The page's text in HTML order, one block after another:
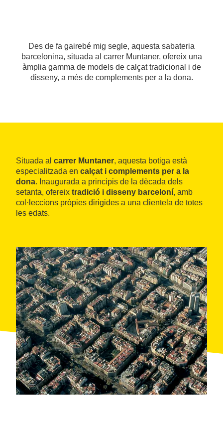
Des de fa gairebé mig segle, aquesta sabateria
barcelonina, situada al carrer Muntaner, ofereix una
àmplia gamma de models de calçat tradicional i de
disseny, a més de complements per a la dona.
Situada al carrer Muntaner, aquesta botiga està
especialitzada en calçat i complements per a la
dona. Inaugurada a principis de la dècada dels
setanta, ofereix tradició i disseny barceloní, amb
col·leccions pròpies dirigides a una clientela de totes
les edats.